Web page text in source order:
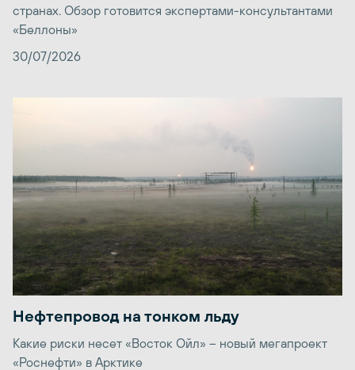
странах. Обзор готовится экспертами-консультантами
«Беллоны»
30/07/2026
Нефтепровод на тонком льду
Какие риски несет «Восток Ойл» – новый мегапроект
«Роснефти» в Арктике